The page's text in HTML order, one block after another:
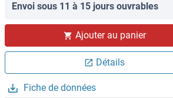
Envoi sous 11 à 15 jours ouvrables
Ajouter au panier
Détails
Fiche de données